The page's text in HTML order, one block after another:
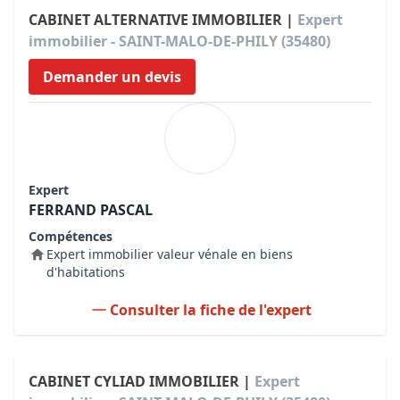
CABINET ALTERNATIVE IMMOBILIER | Expert
immobilier - SAINT-MALO-DE-PHILY (35480)
Demander un devis
Expert
FERRAND PASCAL
Compétences
Expert immobilier valeur vénale en biens
d'habitations
Consulter la fiche de l'expert
CABINET CYLIAD IMMOBILIER | Expert